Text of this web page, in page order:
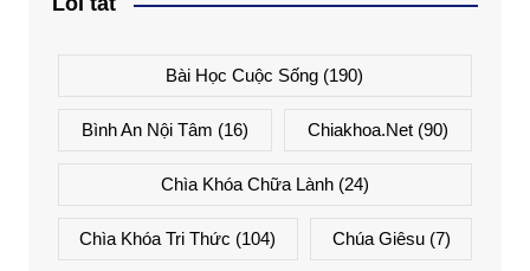
Bài Học Cuộc Sống (190)
Bình An Nội Tâm (16) Chiakhoa.net (90)
Chìa Khóa Chữa Lành(24)
Chìa Khóa Tri Thức (104) Chúa Giêsu(7)